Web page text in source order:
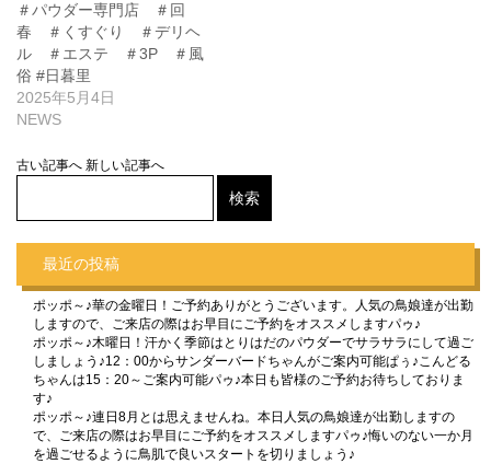
＃パウダー専門店 ＃回
春 ＃くすぐり ＃デリヘ
ル ＃エステ ＃3P ＃風
俗 #日暮里
2025年5月4日
NEWS
古い記事へ 新しい記事へ
最近の投稿
ポッポ～♪華の金曜日！ご予約ありがとうございます。人気の鳥娘達が出勤
しますので、ご来店の際はお早目にご予約をオススメしますパゥ♪
ポッポ～♪木曜日！汗かく季節はとりはだのパウダーでサラサラにして過ご
しましょう♪12：00からサンダーバードちゃんがご案内可能ぱぅ♪こんどる
ちゃんは15：20～ご案内可能パゥ♪本日も皆様のご予約お待ちしておりま
す♪
ポッポ～♪連日8月とは思えませんね。本日人気の鳥娘達が出勤しますの
で、ご来店の際はお早目にご予約をオススメしますパゥ♪悔いのない一か月
を過ごせるように鳥肌で良いスタートを切りましょう♪